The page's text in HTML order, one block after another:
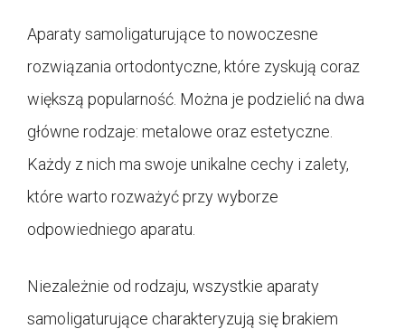
Aparaty samoligaturujące to nowoczesne
rozwiązania ortodontyczne, które zyskują coraz
większą popularność. Można je podzielić na dwa
główne rodzaje: metalowe oraz estetyczne.
Każdy z nich ma swoje unikalne cechy i zalety,
które warto rozważyć przy wyborze
odpowiedniego aparatu.
Niezależnie od rodzaju, wszystkie aparaty
samoligaturujące charakteryzują się brakiem